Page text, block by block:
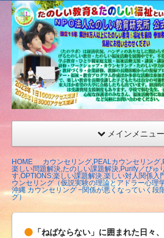
たの
しい
教育
研究
所
（沖
縄）
公式
ト
メインメニュー
HOME
カウンセリング,PEALカウンセリング
楽しい問題解決,たのしい課題解決,Purify／ぴゅ
す,OPTIONS:楽しい課題解決,楽しい対人関係入
ウンセリング（仮説実験の理論とアドラー心理
沖縄 カウンセリング −関係が悪くなっていく段
グ）
「ねばならない」に囲まれた日々